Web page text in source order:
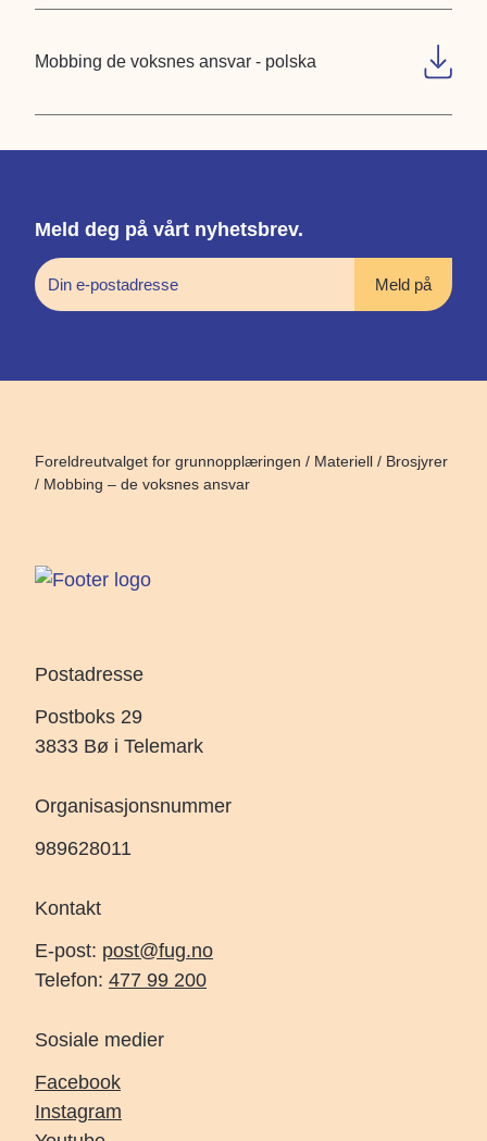
Mobbing de voksnes ansvar - polska
Meld deg på vårt nyhetsbrev.
Foreldreutvalget for grunnopplæringen / Materiell / Brosjyrer
/ Mobbing – de voksnes ansvar
Postadresse
Postboks 29
3833 Bø i Telemark
Organisasjonsnummer
989628011
Kontakt
E-post: post@fug.no
Telefon: 477 99 200
Sosiale medier
Facebook
Instagram